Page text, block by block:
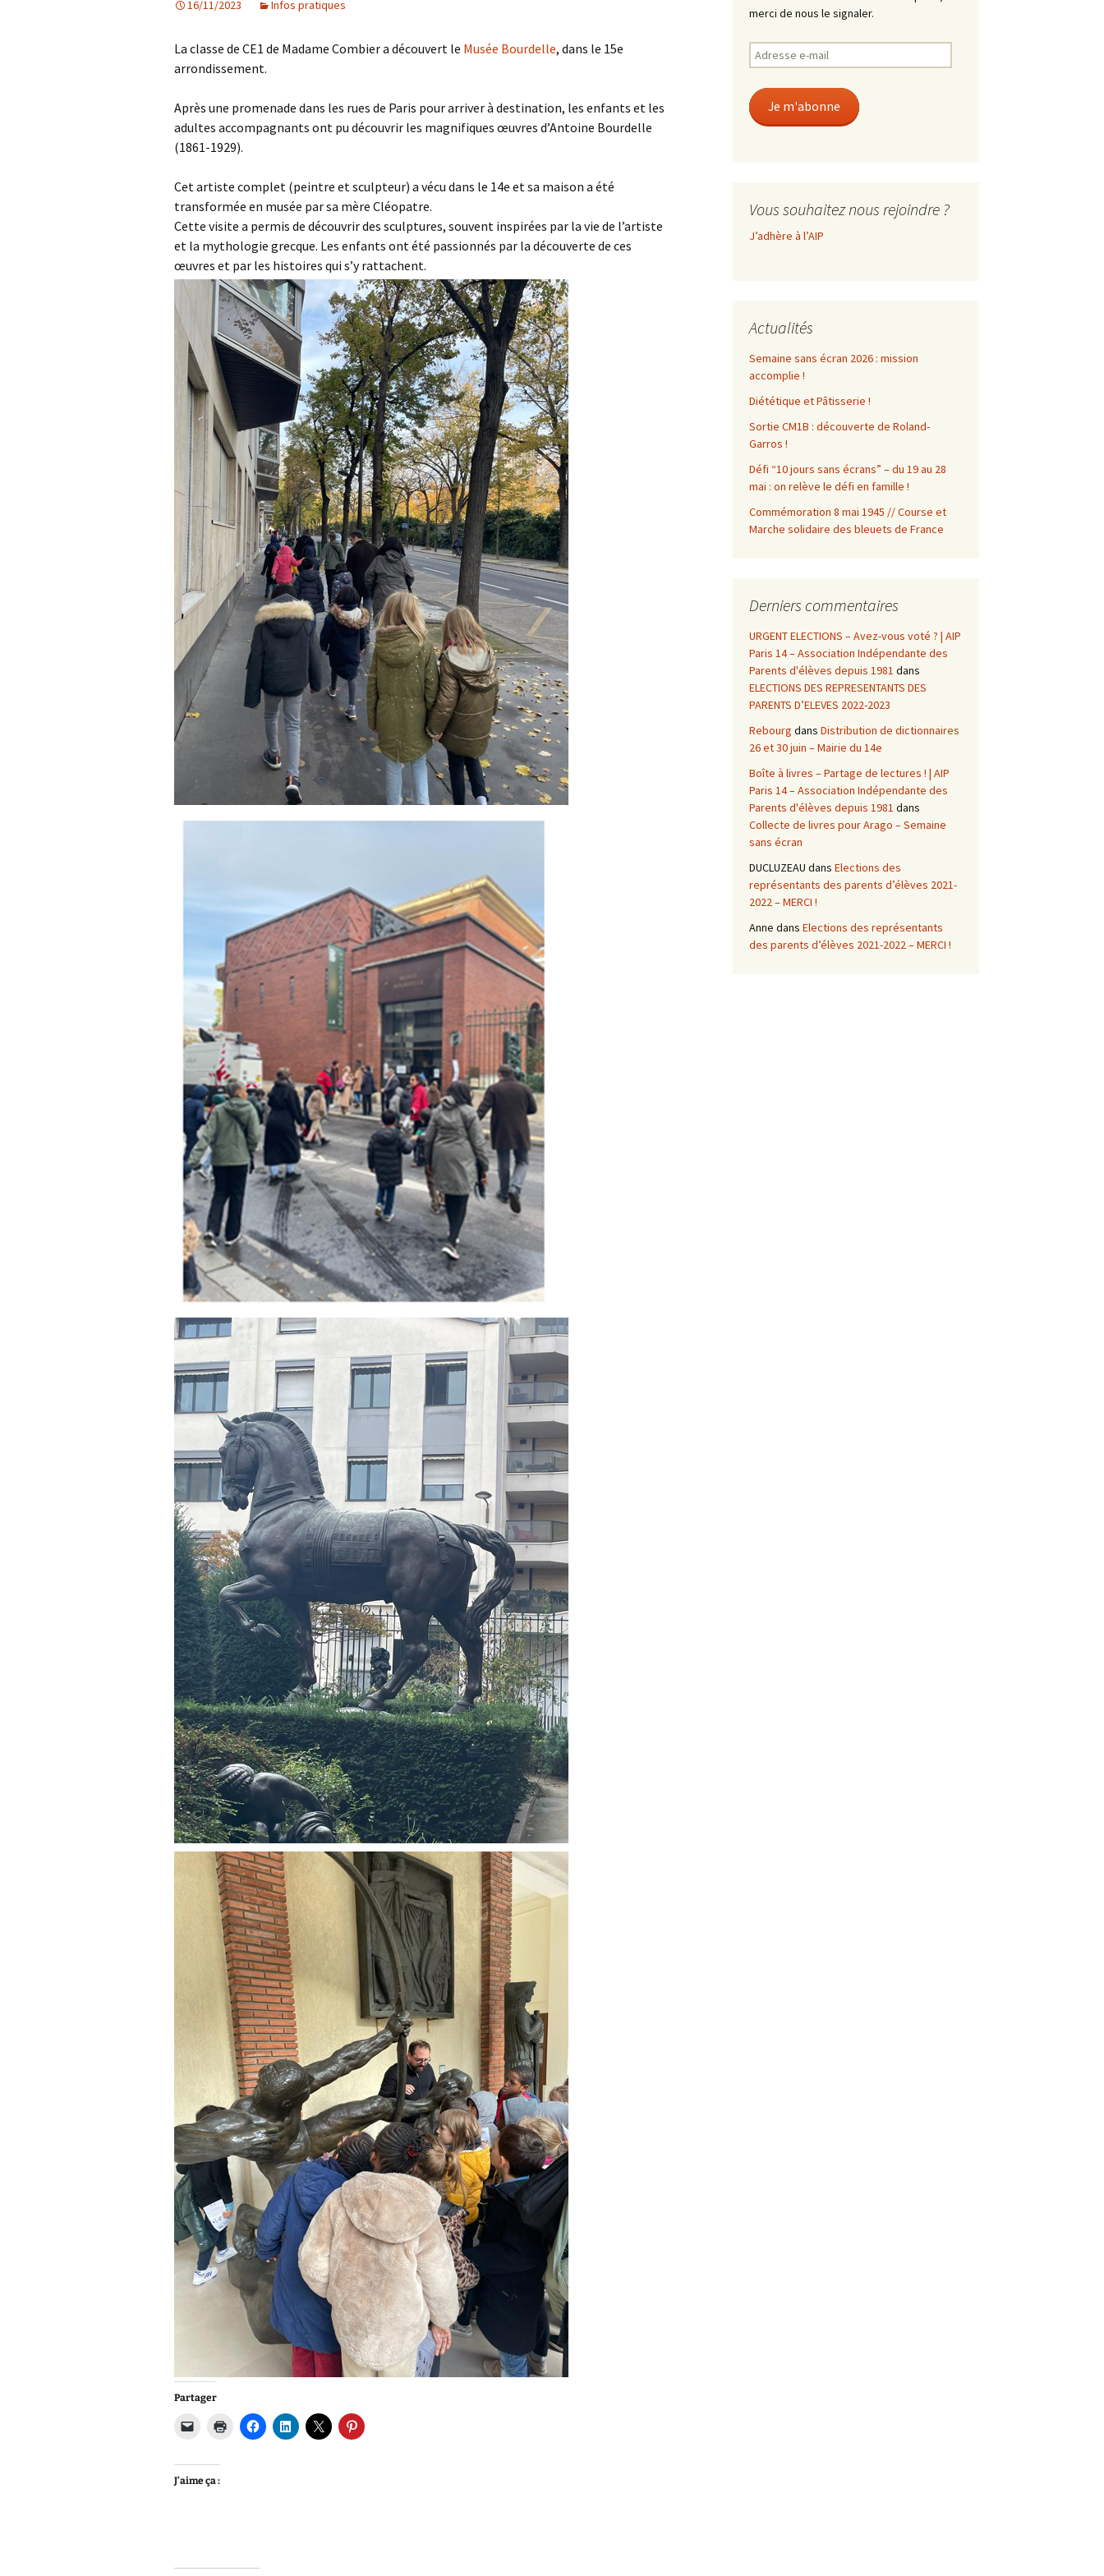
L’équipe AIP Collège
Saint Exupéry
Classe bi-langues au
Collège
l’Observatoire
Compost de quartier de
la place de l’Ile-de-Sein
Contact
Mentions légales
16/11/2023 Infos pratiques
La classe de CE1 de Madame Combier a découvert le Musée Bourdelle, dans le 15e
arrondissement.
Après une promenade dans les rues de Paris pour arriver à destination, les enfants et les
adultes accompagnants ont pu découvrir les magnifiques œuvres d’Antoine Bourdelle
(1861-1929).
Cet artiste complet (peintre et sculpteur) a vécu dans le 14e et sa maison a été
transformée en musée par sa mère Cléopatre.
Cette visite a permis de découvrir des sculptures, souvent inspirées par la vie de l’artiste
et la mythologie grecque. Les enfants ont été passionnés par la découverte de ces
œuvres et par les histoires qui s’y rattachent.
Partager
J’aime ça :
merci de nous le signaler.
Adresse
e-
Je m'abonne
Vous souhaitez nous rejoindre ?
J’adhère à l’AIP
Actualités
Semaine sans écran 2026 : mission
accomplie !
Diététique et Pâtisserie !
Sortie CM1B : découverte de Roland-
Garros !
Défi “10 jours sans écrans” – du 19 au 28
mai : on relève le défi en famille !
Commémoration 8 mai 1945 // Course et
Marche solidaire des bleuets de France
Derniers commentaires
URGENT ELECTIONS – Avez-vous voté ? | AIP
Paris 14 – Association Indépendante des
Parents d'élèves depuis 1981 dans
ELECTIONS DES REPRESENTANTS DES
PARENTS D’ELEVES 2022-2023
Rebourg dans Distribution de dictionnaires
26 et 30 juin – Mairie du 14e
Boîte à livres – Partage de lectures ! | AIP
Paris 14 – Association Indépendante des
Parents d'élèves depuis 1981 dans
Collecte de livres pour Arago – Semaine
sans écran
DUCLUZEAU dans Elections des
représentants des parents d’élèves 2021-
2022 – MERCI !
Anne dans Elections des représentants
des parents d’élèves 2021-2022 – MERCI !